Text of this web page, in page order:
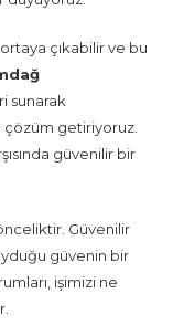
çıkabilir ve bu
sunarak
çözüm getiriyoruz.
güvenilir bir
Güvenilir
güvenin bir
işimizi ne